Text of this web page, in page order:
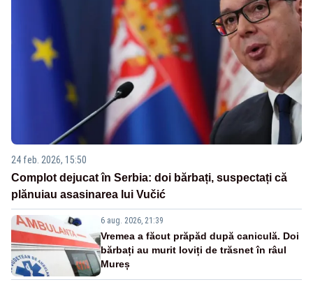
24 feb. 2026, 15:50
Complot dejucat în Serbia: doi bărbați, suspectați că
plănuiau asasinarea lui Vučić
6 aug. 2026, 21:39
Vremea a făcut prăpăd după caniculă. Doi
bărbați au murit loviți de trăsnet în râul
Mureș